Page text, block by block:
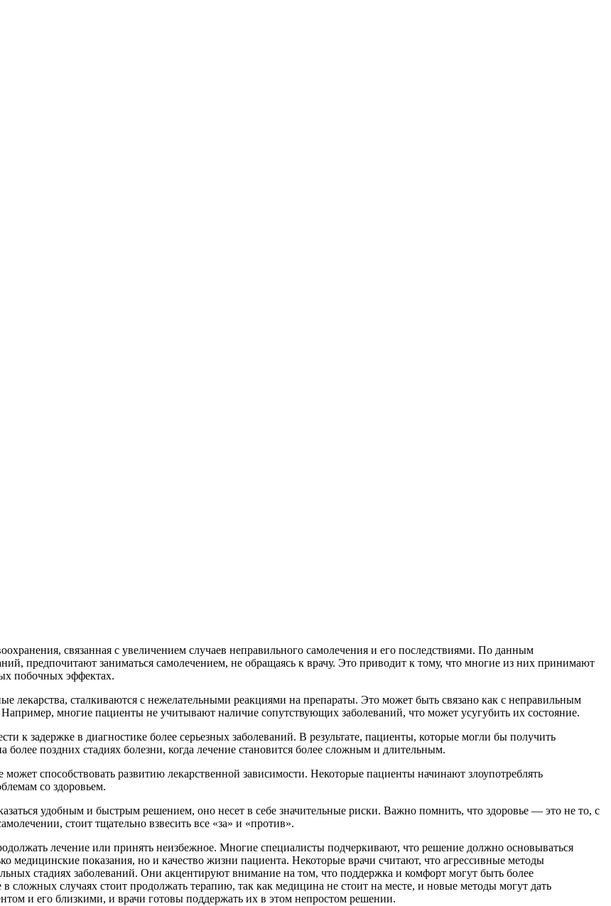
связанная с увеличением случаев неправильного самолечения и его последствиями. По данным
предпочитают заниматься самолечением, не обращаясь к врачу. Это приводит к тому, что многие из них принимают
побочных эффектах.
лекарства, сталкиваются с нежелательными реакциями на препараты. Это может быть связано как с неправильным
многие пациенты не учитывают наличие сопутствующих заболеваний, что может усугубить их состояние.
к задержке в диагностике более серьезных заболеваний. В результате, пациенты, которые могли бы получить
поздних стадиях болезни, когда лечение становится более сложным и длительным.
способствовать развитию лекарственной зависимости. Некоторые пациенты начинают злоупотреблять
со здоровьем.
удобным и быстрым решением, оно несет в себе значительные риски. Важно помнить, что здоровье — это не то, с
стоит тщательно взвесить все «за» и «против».
лечение или принять неизбежное. Многие специалисты подчеркивают, что решение должно основываться
медицинские показания, но и качество жизни пациента. Некоторые врачи считают, что агрессивные методы
стадиях заболеваний. Они акцентируют внимание на том, что поддержка и комфорт могут быть более
случаях стоит продолжать терапию, так как медицина не стоит на месте, и новые методы могут дать
и его близкими, и врачи готовы поддержать их в этом непростом решении.